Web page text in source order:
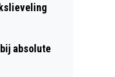
absolute